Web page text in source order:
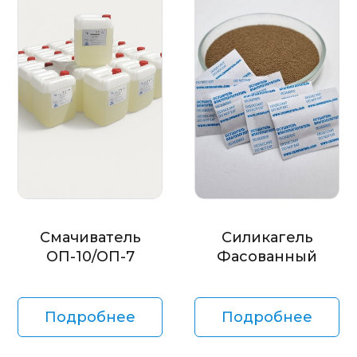
Смачиватель
ОП-10/ОП-7
Подробнее
Силикагель
Фасованный
Подробнее